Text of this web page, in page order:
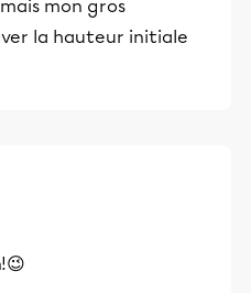
mon gros
la hauteur initiale